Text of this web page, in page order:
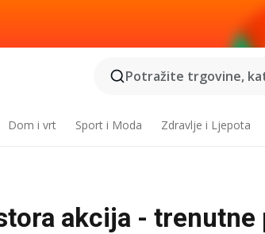
Potražite trgovine,
Dom i vrt Sport i Moda Zdravlje i Ljepota
akcija -